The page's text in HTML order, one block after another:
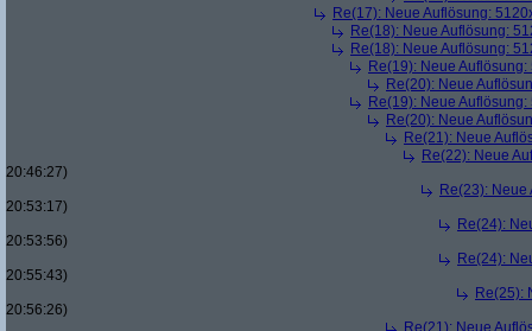
Re(17): Neue Auflösung:
Re(18): Neue Auflösung:
Re(18): Neue Auflösung:
Re(19): Neue
Re(20): Neue
Re(19): Neue
Re(20): Neue
Re(21): Neue
Re(22): Neue
20:46:27)
Re(23):
20:53:17)
Re(24):
20:53:56)
Re(24):
20:55:43)
Re(25):
20:56:26)
Re(21): Neue